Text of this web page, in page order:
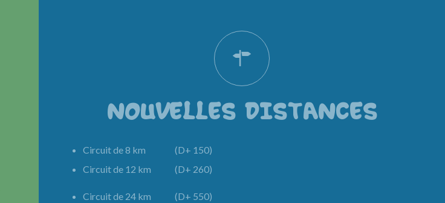
NOUVELLES DISTANCES
Circuit de 8 km (D+ 150)
Circuit de 12 km (D+ 260)
Circuit de 24 km (D+ 550)